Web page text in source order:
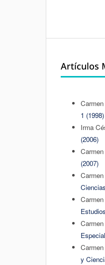
Artículos
1 (1998)
Irma
(2006)
(2007)
y